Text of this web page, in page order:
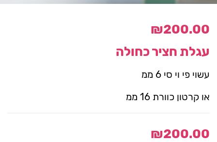
₪200.00
עגלת חציר כחולה
עשוי פי וי סי 6 ממ
או קרטון כוורת 16 ממ
₪200.00